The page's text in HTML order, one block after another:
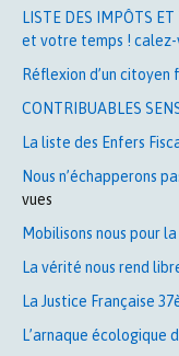
LISTE DES IMPÔTS
et votre temps !
Réflexion d’un citoyen
CONTRIBUABLES
La liste des Enfers
Nous n’échapperons
vues
Mobilisons nous pour
La vérité nous rend
La Justice Française
L’arnaque écologique